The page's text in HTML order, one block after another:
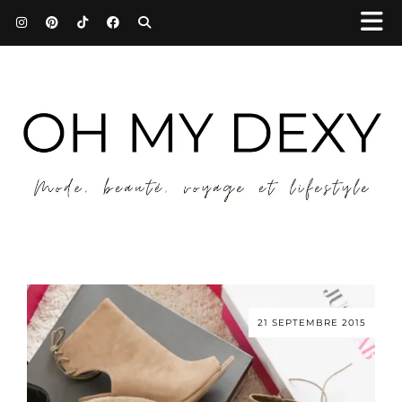
21 SEPTEMBRE 2015